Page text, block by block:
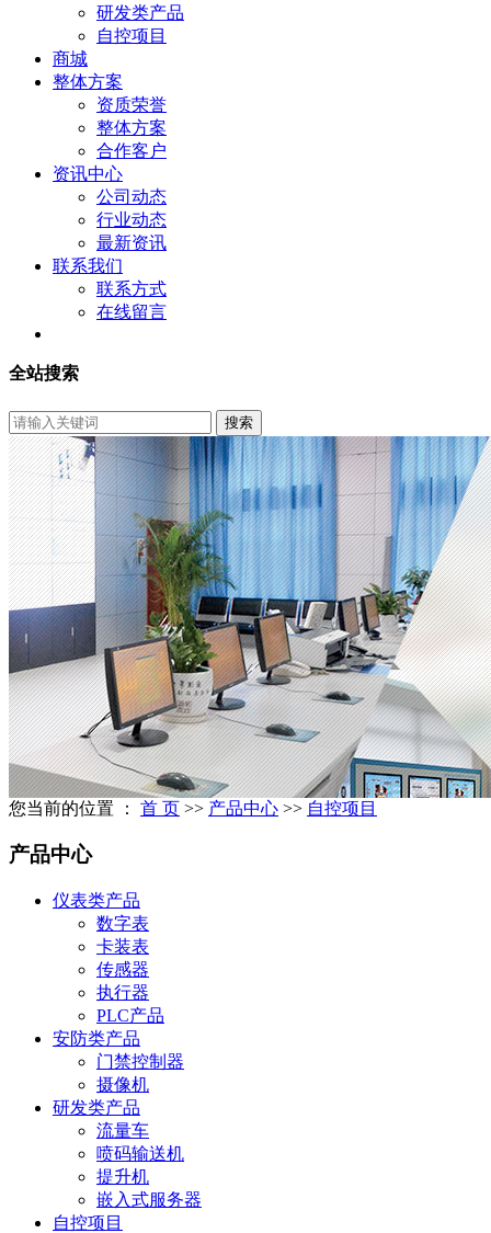
研发类产品
自控项目
商城
整体方案
资质荣誉
整体方案
合作客户
资讯中心
公司动态
行业动态
最新资讯
联系我们
联系方式
在线留言
全站搜索
您当前的位置 ： 首 页 >> 产品中心 >> 自控项目
产品中心
仪表类产品
数字表
卡装表
传感器
执行器
PLC产品
安防类产品
门禁控制器
摄像机
研发类产品
流量车
喷码输送机
提升机
嵌入式服务器
自控项目